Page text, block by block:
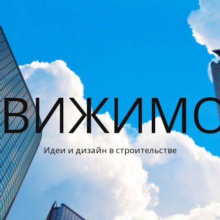
Идеи и дизайн в строительстве